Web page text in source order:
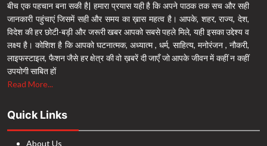
बीच एक पहचान बना सकी है| हमारा प्रयास यही है कि अपने पाठक तक सच और सही
जानकारी पहुंचाएं जिसमें सही और समय का ख़ास महत्व है। आपके, शहर, राज्य, देश,
विदेश की हर छोटी-बड़ी और जरूरी खबर आपको सबसे पहले मिले, यही इसका उद्देश्य व
लक्ष्य है। कोशिश है कि आपको घटनात्मक, अध्यात्म , धर्म, साहित्य, मनोरंजन , नौकरी,
लाइफस्टाइल, फैशन जैसे हर क्षेत्र की वो ख़बरें दी जाएँ जो आपके जीवन में कहीं न कहीं
उपयोगी साबित हों
Read More...
Quick Links
About Us